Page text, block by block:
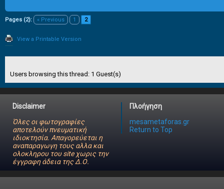
Pages (2): « Previous 1 2
View a Printable Version
Users browsing this thread: 1 Guest(s)
Disclaimer
Όλες οι φωτογραφίες
αποτελούν πνευματική
ιδιοκτησία. Απαγορεύεται η
αναπαραγωγη τους αλλα και
ολοκληρου του site χωρις την
έγγραφη άδεια της Δ.Ο.
Πλοήγηση
mesametaforas.gr
Return to Top